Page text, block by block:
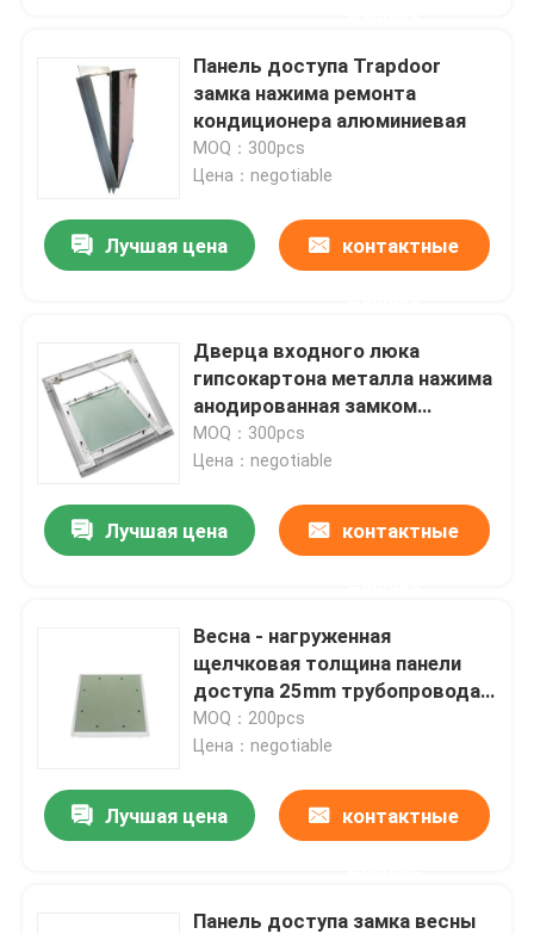
Продукты
О нас
Путешествие фабрики
Спросите цитату
Алюминиевая панель доступа
Панель доступа Trapdoor
замка нажима ремонта
кондиционера алюминиевая
MOQ：300pcs
Цена：negotiable
Лучшая цена контактные
Дверца входного люка
гипсокартона металла нажима
анодированная замком
поверхностная для осмотра
MOQ：300pcs
Цена：negotiable
Лучшая цена контактные
Весна - нагруженная
щелчковая толщина панели
доступа 25mm трубопровода
замка
MOQ：200pcs
Цена：negotiable
Лучшая цена контактные
Панель доступа замка весны